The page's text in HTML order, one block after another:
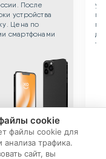
После
устройства
Цена по
смартфонами
cookie
файлы cookie для
трафика.
сайт, вы